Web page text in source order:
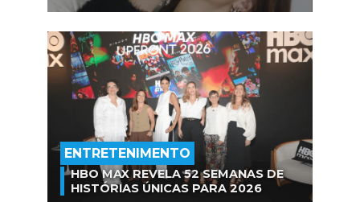
ENTRETENIMENTO
HBO MAX REVELA 52 SEMANAS DE
HISTÓRIAS ÚNICAS PARA 2026